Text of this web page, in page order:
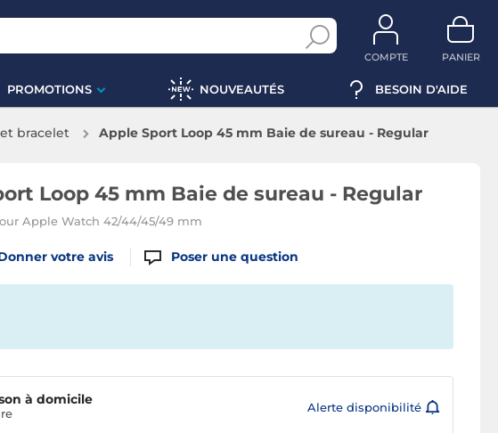
COMPTE PANIER
PROMOTIONS NOUVEAUTÉS BESOIN D'AIDE
bracelet Apple Sport Loop 45 mm Baie de sureau - Regular
Loop 45 mm Baie de sureau - Regular
Apple Watch 42/44/45/49 mm
votre avis Poser une question
à domicile Alerte disponibilité